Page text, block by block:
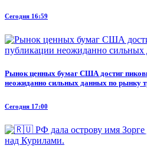
Сегодня 16:59
Рынок ценных бумаг США достиг
неожиданно сильных данных по рынку
Сегодня 17:00